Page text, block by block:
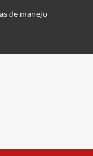
de manejo